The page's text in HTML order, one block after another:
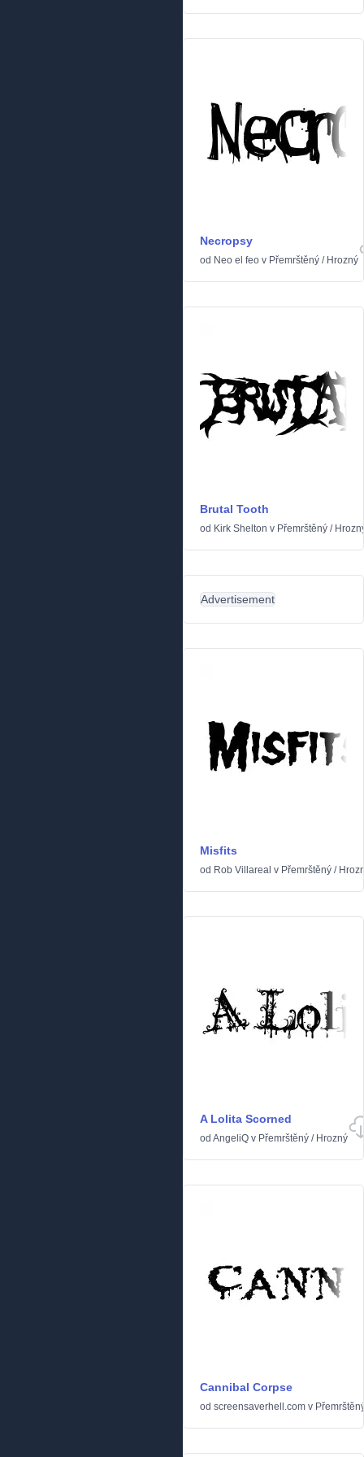
Necropsy
od Neo el feo v Přemrštěný / Hrozný
Brutal Tooth
od Kirk Shelton v Přemrštěný /
Advertisement
Misfits
od Rob Villareal v Přemrštěný /
A Lolita Scorned
od AngeliQ v Přemrštěný / Hrozný
Cannibal Corpse
od screensaverhell.com v